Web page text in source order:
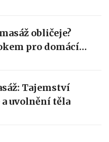
obličeje?
pro domácí
Tajemství
uvolnění těla